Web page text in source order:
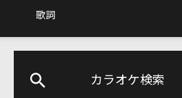
歌詞
カラオケ検索